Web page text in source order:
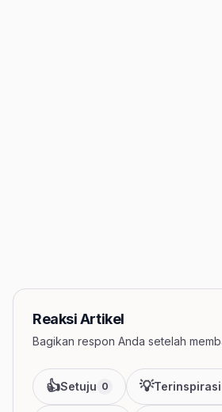
Reaksi Artikel
Bagikan respon Anda setelah
👍Setuju 0 💡Terinspirasi